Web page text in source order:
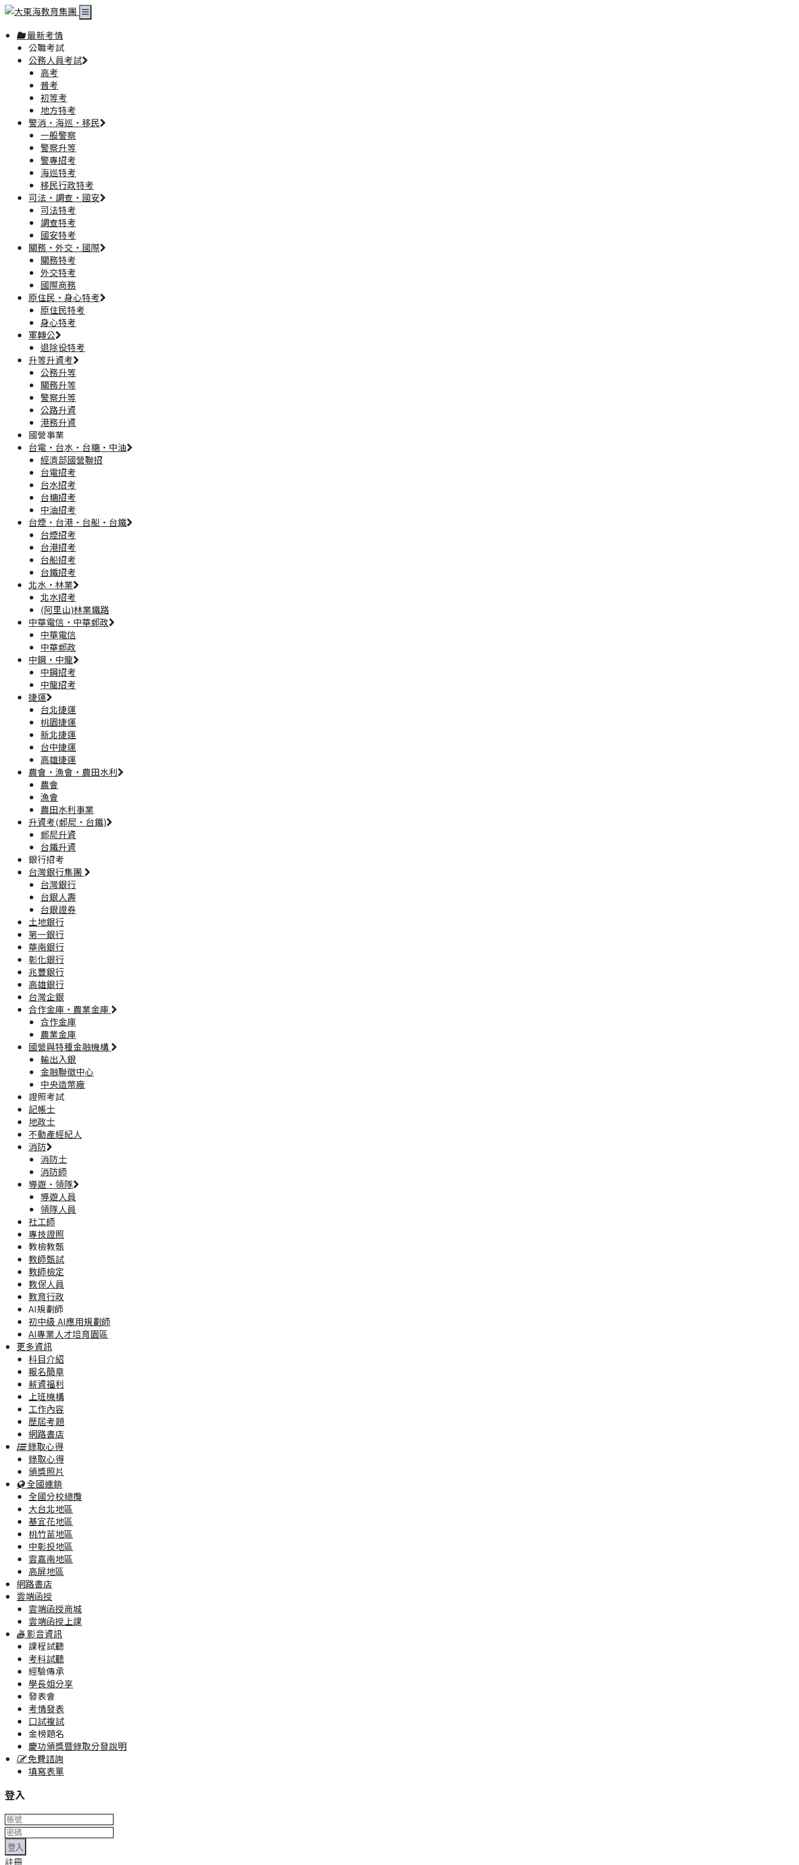
最新考情
公職考試
公務人員考試
高考
普考
初等考
地方特考
警消·海巡·移民
一般警察
警察升等
警專招考
海巡特考
移民行政特考
司法·調查·國安
司法特考
調查特考
國安特考
關務·外交·國際
關務特考
外交特考
國際商務
原住民·身心特考
原住民特考
身心特考
軍轉公
退除役特考
升等升資考
公務升等
關務升等
警察升等
公路升資
港務升資
國營事業
台電·台水·台糖·中油
經濟部國營聯招
台電招考
台水招考
台糖招考
中油招考
台煙·台港·台船·台鐵
台煙招考
台港招考
台船招考
台鐵招考
北水·林業
北水招考
(阿里山)林業鐵路
中華電信·中華郵政
中華電信
中華郵政
中鋼·中龍
中鋼招考
中龍招考
捷運
台北捷運
桃園捷運
新北捷運
台中捷運
高雄捷運
農會·漁會·農田水利
農會
漁會
農田水利事業
升資考(郵局·台鐵)
郵局升資
台鐵升資
銀行招考
台灣銀行集團
台灣銀行
台銀人壽
台銀證券
土地銀行
第一銀行
華南銀行
彰化銀行
兆豐銀行
高雄銀行
台灣企銀
合作金庫·農業金庫
合作金庫
農業金庫
國營與特種金融機構
輸出入銀
金融聯徵中心
中央造幣廠
證照考試
記帳士
地政士
不動產經紀人
消防
消防士
消防師
導遊·領隊
導遊人員
領隊人員
社工師
專技證照
教檢教甄
教師甄試
教師檢定
教保人員
教育行政
AI規劃師
初中級 AI應用規劃師
AI專業人才培育園區
更多資訊
科目介紹
報名簡章
薪資福利
上班機構
工作內容
歷屆考題
網路書店
錄取心得
錄取心得
頒獎照片
全國連鎖
全國分校總攬
大台北地區
基宜花地區
桃竹苗地區
中彰投地區
雲嘉南地區
高屏地區
網路書店
雲端函授
雲端函授商城
雲端函授上課
影音資訊
課程試聽
考科試聽
經驗傳承
學長姐分享
發表會
考情發表
口試複試
金榜題名
慶功頒獎暨錄取分發說明
免費諮詢
填寫表單
登入
登入
註冊